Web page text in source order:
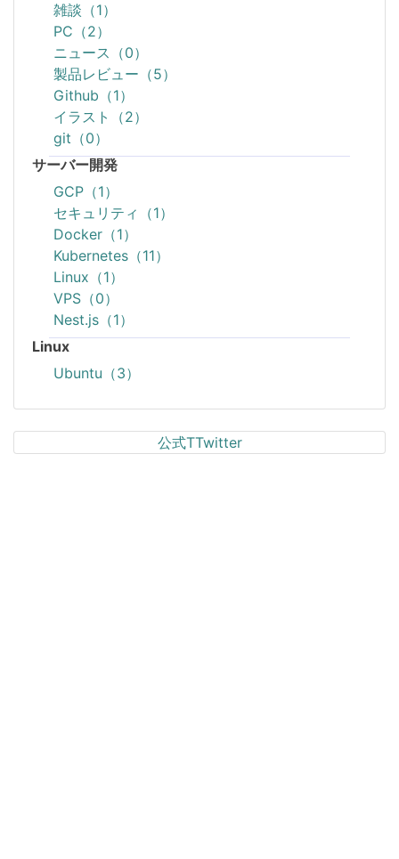
雑談（1）
PC（2）
ニュース（0）
製品レビュー（5）
Github（1）
イラスト（2）
git（0）
サーバー開発
GCP（1）
セキュリティ（1）
Docker（1）
Kubernetes（11）
Linux（1）
VPS（0）
Nest.js（1）
Linux
Ubuntu（3）
公式TTwitter